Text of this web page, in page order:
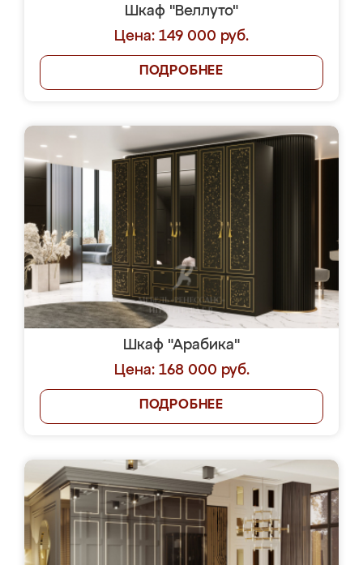
Шкаф "Веллуто"
Цена: 149 000 руб.
ПОДРОБНЕЕ
Шкаф "Арабика"
Цена: 168 000 руб.
ПОДРОБНЕЕ